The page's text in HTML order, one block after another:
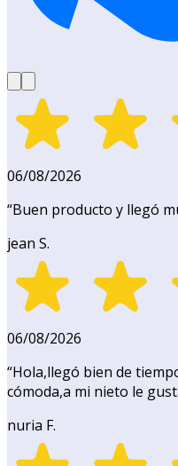
06/08/2026
“Buen producto y llegó
jean S.
06/08/2026
“Hola,llegó bien de
cómoda,a mi nieto le
nuria F.